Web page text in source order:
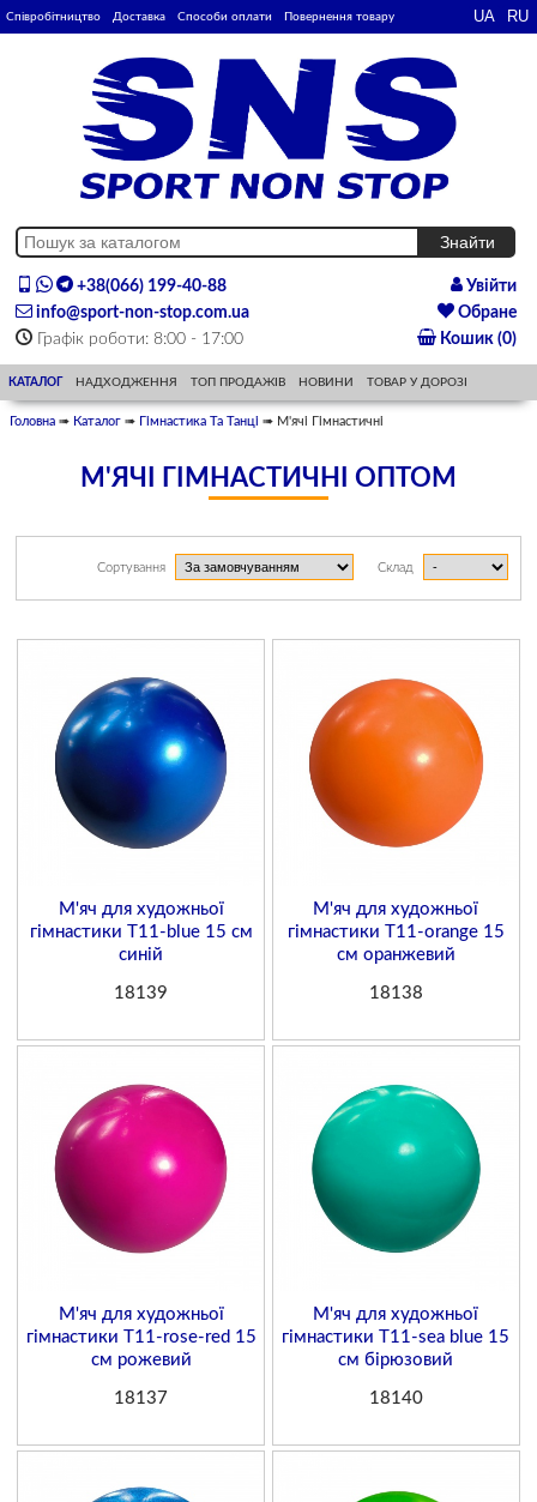
Співробітництво Доставка Способи оплати Повернення товару
+38(066) 199-40-88
info@sport-non-stop.com.ua
Графік роботи: 8:00 - 17:00
Увійти
Обране
Кошик (0)
КАТАЛОГ НАДХОДЖЕННЯ ТОП ПРОДАЖІВ НОВИНИ ТОВАР У ДОРОЗІ
Головна ➠ Каталог ➠ Гімнастика Та Танці ➠ М'ячі Гімнастичні
М'ЯЧІ ГІМНАСТИЧНІ ОПТОМ
Сортування Склад
М'яч для художньої
гімнастики T11-blue 15 см
синій
18139
М'яч для художньої
гімнастики T11-orange 15
см оранжевий
18138
М'яч для художньої
гімнастики T11-rose-red 15
см рожевий
18137
М'яч для художньої
гімнастики T11-sea blue 15
см бірюзовий
18140